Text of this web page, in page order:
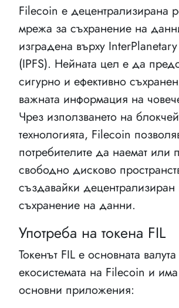
Filecoin е децентрализирана
мрежа за съхранение на
изградена върху
(IPFS). Нейната цел е да
сигурно и ефективно
важната информация на
Чрез използването на
технологията, Filecoin
потребителите да наемат или
свободно дисково
създавайки децентрализиран
съхранение на данни.
Употреба на токена FIL
Токенът FIL е основната
екосистемата на Filecoin и
основни приложения: